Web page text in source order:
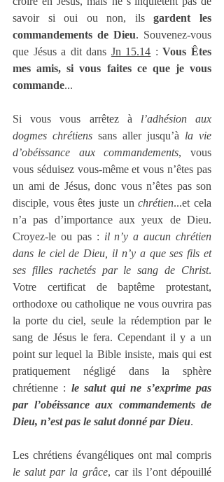
savoir si oui ou non, ils gardent les
commandements de Dieu. Souvenez-vous
que Jésus a dit dans Jn 15.14 : Vous Êtes
mes amis, si vous faites ce que je vous
commande...
Si vous vous arrêtez à l’adhésion aux
dogmes chrétiens sans aller jusqu’à la vie
d’obéissance aux commandements, vous
vous séduisez vous-même et vous n’êtes pas
un ami de Jésus, donc vous n’êtes pas son
disciple, vous êtes juste un chrétien...et cela
n’a pas d’importance aux yeux de Dieu.
Croyez-le ou pas : il n’y a aucun chrétien
dans le ciel de Dieu, il n’y a que ses fils et
ses filles rachetés par le sang de Christ.
Votre certificat de baptême protestant,
orthodoxe ou catholique ne vous ouvrira pas
la porte du ciel, seule la rédemption par le
sang de Jésus le fera. Cependant il y a un
point sur lequel la Bible insiste, mais qui est
pratiquement négligé dans la sphère
chrétienne : le salut qui ne s’exprime pas
par l’obéissance aux commandements de
Dieu, n’est pas le salut donné par Dieu.
le salut par la grâce, car ils l’ont dépouillé